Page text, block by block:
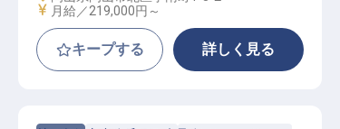
給与
月給／219,000円～
キープする 詳しく見る